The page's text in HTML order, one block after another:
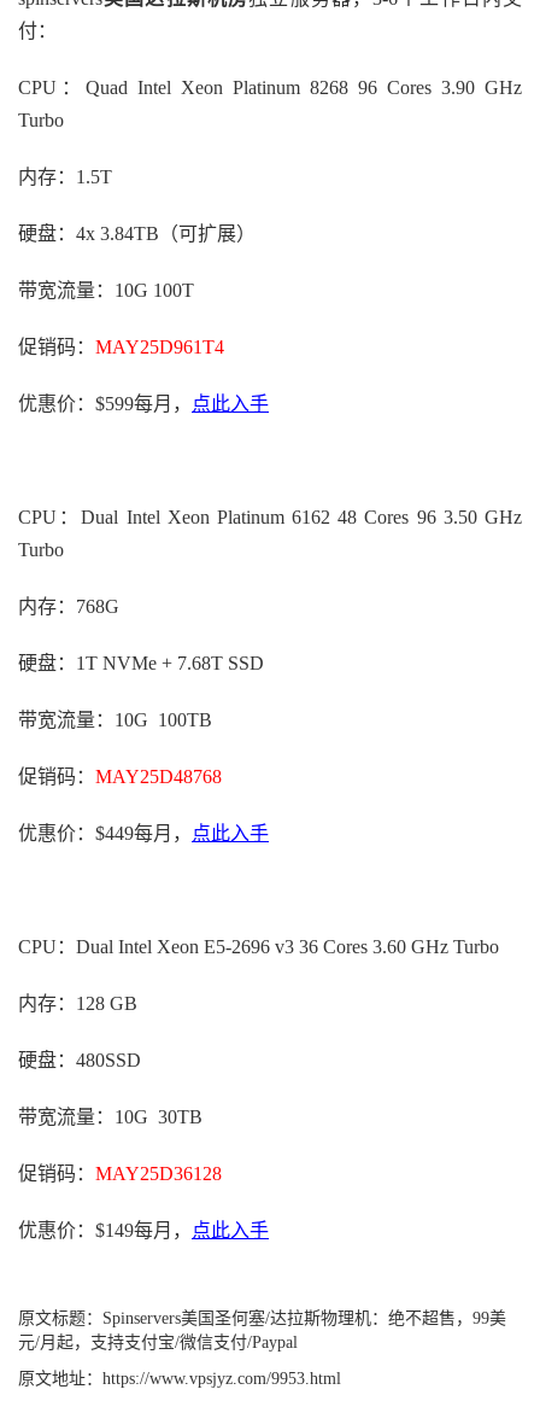
付：
CPU：Quad Intel Xeon Platinum 8268 96 Cores 3.90 GHz
Turbo
内存：1.5T
硬盘：4x 3.84TB（可扩展）
带宽流量：10G 100T
促销码： MAY25D961T4
优惠价：$599每月， 点此入手
CPU：Dual Intel Xeon Platinum 6162 48 Cores 96 3.50 GHz
Turbo
内存：768G
硬盘：1T NVMe + 7.68T SSD
带宽流量：10G 100TB
促销码： MAY25D48768
优惠价：$449每月， 点此入手
CPU：Dual Intel Xeon E5-2696 v3 36 Cores 3.60 GHz Turbo
内存：128 GB
硬盘：480SSD
带宽流量：10G 30TB
促销码： MAY25D36128
优惠价：$149每月， 点此入手
原文标题： Spinservers美国圣何塞/达拉斯物理机：绝不超售，99美
元/月起，支持支付宝/微信支付/Paypal
原文地址： https://www.vpsjyz.com/9953.html